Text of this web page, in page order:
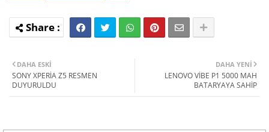
DAHA YENI
LENOVO VİBE P1 5000 MAH
BATARYAYA SAHİP
DAHA ESKI
SONY XPERİA Z5 RESMEN
DUYURULDU